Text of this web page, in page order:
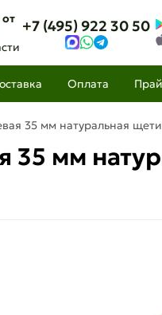
+7 (495) 922 30 50
Оплата
35 мм натуральная
35 мм